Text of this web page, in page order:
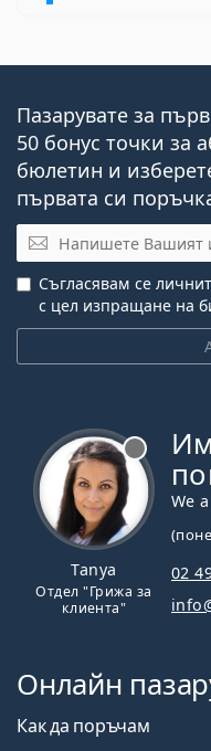
Пазарувате за
50 бонус точки за
бюлетин и
първата си
Имейл
Съгласявам се
с цел изпращане на
Tanya
Отдел "Грижа за
клиента"
We
02
Онлайн
Как да поръчам